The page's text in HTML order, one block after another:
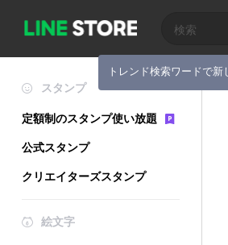
トレンド検索ワードで新
スタンプ
定額制のスタンプ使い放題
公式スタンプ
クリエイターズスタンプ
絵文字